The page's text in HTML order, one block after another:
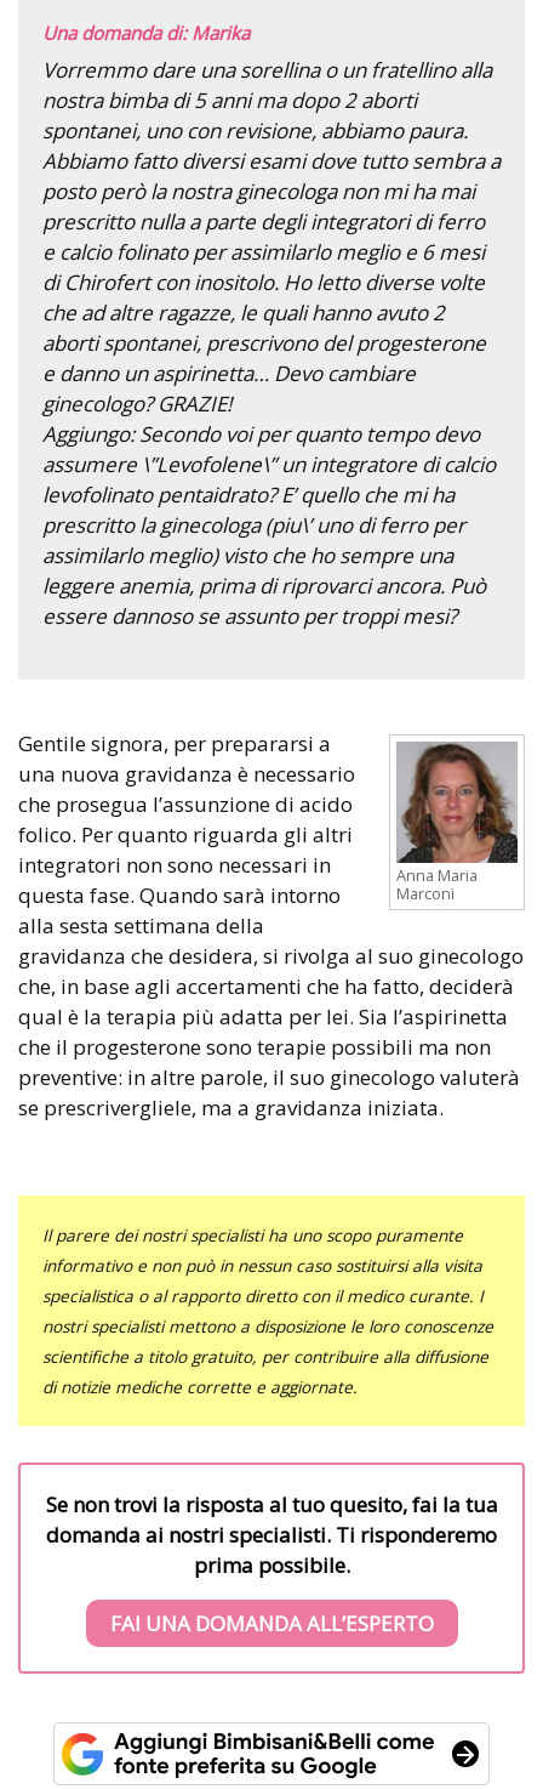
Una domanda di: Marika
Vorremmo dare una sorellina o un fratellino alla
nostra bimba di 5 anni ma dopo 2 aborti
spontanei, uno con revisione, abbiamo paura.
Abbiamo fatto diversi esami dove tutto sembra a
posto però la nostra ginecologa non mi ha mai
prescritto nulla a parte degli integratori di ferro
e calcio folinato per assimilarlo meglio e 6 mesi
di Chirofert con inositolo. Ho letto diverse volte
che ad altre ragazze, le quali hanno avuto 2
aborti spontanei, prescrivono del progesterone
e danno un aspirinetta… Devo cambiare
ginecologo? GRAZIE!
Aggiungo: Secondo voi per quanto tempo devo
assumere \”Levofolene\” un integratore di calcio
levofolinato pentaidrato? E’ quello che mi ha
prescritto la ginecologa (piu\’ uno di ferro per
assimilarlo meglio) visto che ho sempre una
leggere anemia, prima di riprovarci ancora. Può
essere dannoso se assunto per troppi mesi?
Anna Maria
Marconi
Gentile signora, per prepararsi a
una nuova gravidanza è necessario
che prosegua l’assunzione di acido
folico. Per quanto riguarda gli altri
integratori non sono necessari in
questa fase. Quando sarà intorno
alla sesta settimana della
gravidanza che desidera, si rivolga al suo ginecologo
che, in base agli accertamenti che ha fatto, deciderà
qual è la terapia più adatta per lei. Sia l’aspirinetta
che il progesterone sono terapie possibili ma non
preventive: in altre parole, il suo ginecologo valuterà
se prescrivergliele, ma a gravidanza iniziata.
Il parere dei nostri specialisti ha uno scopo puramente
informativo e non può in nessun caso sostituirsi alla visita
specialistica o al rapporto diretto con il medico curante. I
nostri specialisti mettono a disposizione le loro conoscenze
scientifiche a titolo gratuito, per contribuire alla diffusione
di notizie mediche corrette e aggiornate.
Se non trovi la risposta al tuo quesito, fai la tua
domanda ai nostri specialisti. Ti risponderemo
prima possibile.
FAI UNA DOMANDA ALL’ESPERTO